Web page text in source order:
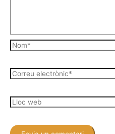
Nom*
Correu
Lloc